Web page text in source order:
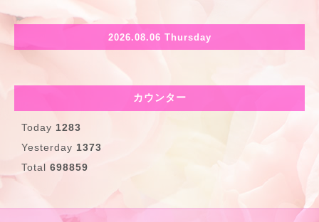
2026.08.06 Thursday
カウンター
Today 1283
Yesterday 1373
Total 698859